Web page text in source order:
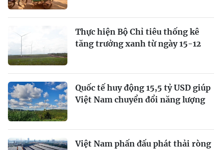
Thực hiện Bộ Chỉ tiêu thống kê
tăng trưởng xanh từ ngày 15-12
Quốc tế huy động 15,5 tỷ USD giúp
Việt Nam chuyển đổi năng lượng
Việt Nam phấn đấu phát thải ròng